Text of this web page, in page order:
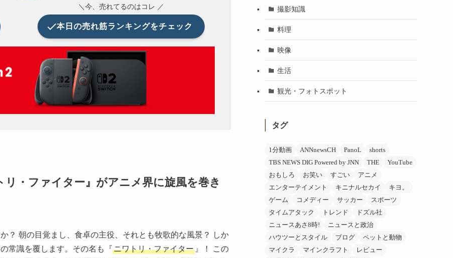
＼今、売れてるのはコレ ／
本日の売れ筋ランキングをチェック
・ファイター』がアニメ界に旋風を巻き
？ 朝の目覚まし、食卓の主役、それとも牧歌的な風景？ しか
常識を覆します。その名も『ニワトリ・ファイター 』！ この
撮影知識
料理
映像
生活
観光・フォトスポット
タグ
1分動画 ANNnewsCH PanoL
shorts
TBS NEWS DIG Powered by JNN
THE
YouTube
おもしろ
お笑い すごい
アニメ
エンターテイメント
キニナルセカイ
キヨ。
ゲーム
コメディー サッカー
スポーツ
タイムアタック
トレンド
ドズル社
ニュースあさ8時!
ニュースと政治
ハウツーとスタイル
ブログ
ペットと動物
マイクラ
マインクラフト
レビュー